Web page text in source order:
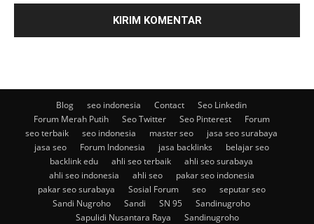
Blog seo indonesia Contact
Seo Linkedin
Forum Merah Putih
Seo Twitter Seo Pinterest
Forum
seo terbaik
seo indonesia master seo
jasa seo surabaya
jasa seo
Forum Indonesia jasa backlinks
belajar seo
backlink edu
ahli seo terbaik
ahli seo surabaya
ahli seo indonesia
ahli seo
pakar seo indonesia
pakar seo surabaya
Sosial Forum seo
seputar seo
Sandi Nugroho
Sandi SN 95
Sandinugroho
Sapulidi Nusantara Raya
Sandinugroho